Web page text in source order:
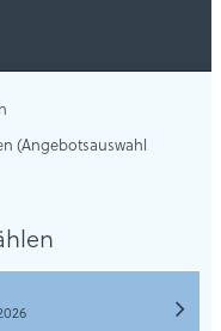
(Angebotsauswahl
>